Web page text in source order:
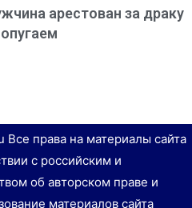
арестован за драку
права на материалы сайта
с российским и
об авторском праве и
материалов сайта